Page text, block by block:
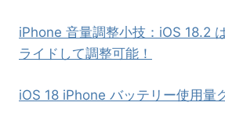
iPhone 音量調整小技：iOS 18.2
ライドして調整可能！
iOS 18 iPhone バッテリー使用量